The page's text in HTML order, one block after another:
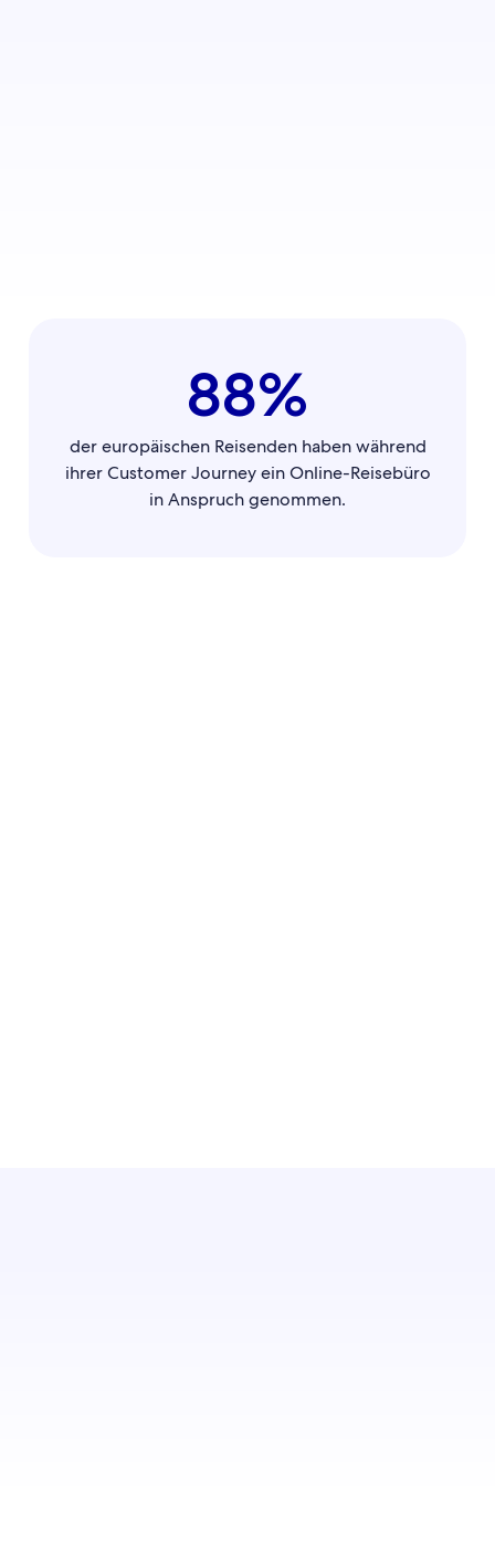
88%
der europäischen Reisenden haben während
ihrer Customer Journey ein Online-Reisebüro
in Anspruch genommen.